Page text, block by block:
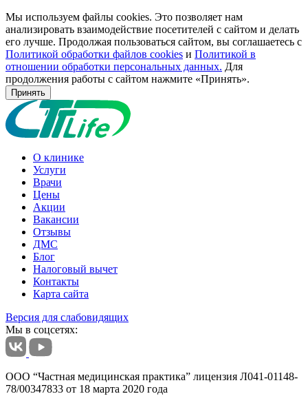
Мы используем файлы cookies. Это позволяет нам
анализировать взаимодействие посетителей с сайтом и делать
его лучше. Продолжая пользоваться сайтом, вы соглашаетесь с
Политикой обработки файлов cookies и Политикой в
отношении обработки персональных данных. Для
продолжения работы с сайтом нажмите «Принять».
Принять
О клинике
Услуги
Врачи
Цены
Акции
Вакансии
Отзывы
ДМС
Блог
Налоговый вычет
Контакты
Карта сайта
Версия для слабовидящих
Мы в соцсетях:
ООО “Частная медицинская практика” лицензия Л041-01148-
78/00347833 от 18 марта 2020 года